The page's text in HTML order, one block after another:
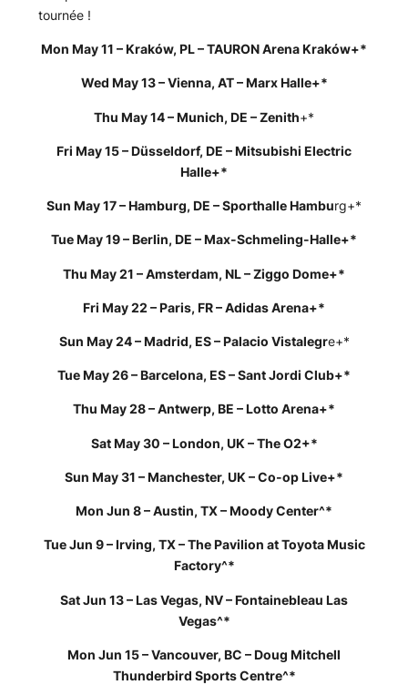
tournée !
Mon May 11 – Kraków, PL – TAURON Arena Kraków+*
Wed May 13 – Vienna, AT – Marx Halle+*
Thu May 14 – Munich, DE – Zenith+*
Fri May 15 – Düsseldorf, DE – Mitsubishi Electric
Halle+*
Sun May 17 – Hamburg, DE – Sporthalle Hamburg+*
Tue May 19 – Berlin, DE – Max-Schmeling-Halle+*
Thu May 21 – Amsterdam, NL – Ziggo Dome+*
Fri May 22 – Paris, FR – Adidas Arena+*
Sun May 24 – Madrid, ES – Palacio Vistalegre+*
Tue May 26 – Barcelona, ES – Sant Jordi Club+*
Thu May 28 – Antwerp, BE – Lotto Arena+*
Sat May 30 – London, UK – The O2+*
Sun May 31 – Manchester, UK – Co-op Live+*
Mon Jun 8 – Austin, TX – Moody Center^*
Tue Jun 9 – Irving, TX – The Pavilion at Toyota Music
Factory^*
Sat Jun 13 – Las Vegas, NV – Fontainebleau Las
Vegas^*
Mon Jun 15 – Vancouver, BC – Doug Mitchell
Thunderbird Sports Centre^*